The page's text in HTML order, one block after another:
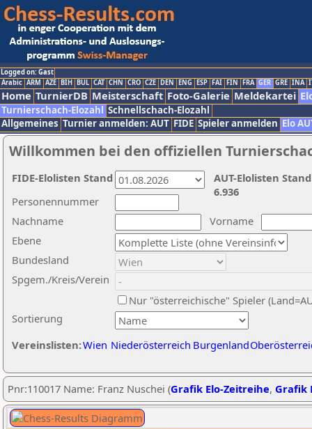
Logged on: Gast
Arabic ARM AZE BIH BUL CAT CHN CRO CZE DEN ENG ESP FAI FIN FRA GER GRE INA
Home TurnierDB Meisterschaft Foto-Galerie Meldekartei
Turnierschach-Elozahl Schnellschach-Elozahl
Allgemeines Turnier anmelden: AUT FIDE Spieler anmelden Elo
Willkommen bei den offiziellen
Nachname
Vorname
Ebene
Sortierung
Personennummer
Bundesland
Spgem./Kreis/Verein
Nur "österreichische" Spieler
Vereinslisten:Wien Niederösterreich Burgenland
AUT-Elolisten
6.936
FIDE-Elolisten Stand
Pnr:110017 Name: Franz Nuschei (Grafik Elo-Zeitreihe, Grafik